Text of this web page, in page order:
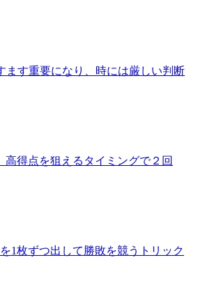
ます重要になり、時には厳しい判断
得点を狙えるタイミングで２回
1枚ずつ出して勝敗を競うトリック